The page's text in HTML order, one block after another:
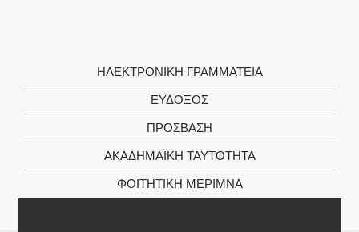
ΗΛΕΚΤΡΟΝΙΚΉ ΓΡΑΜΜΑΤΕΊΑ
ΕΥΔΟΞΟΣ
ΠΡΟΣΒΑΣΗ
ΑΚΑΔΗΜΑΪΚΉ ΤΑΥΤΌΤΗΤΑ
ΦΟΙΤΗΤΙΚΉ ΜΈΡΙΜΝΑ